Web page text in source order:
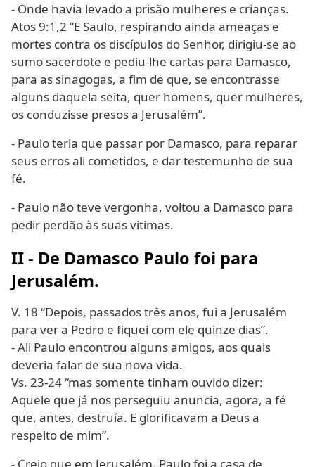
- Onde havia levado a prisão mulheres e crianças.
Atos 9:1,2 ”E Saulo, respirando ainda ameaças e
mortes contra os discípulos do Senhor, dirigiu-se ao
sumo sacerdote e pediu-lhe cartas para Damasco,
para as sinagogas, a fim de que, se encontrasse
alguns daquela seita, quer homens, quer mulheres,
os conduzisse presos a Jerusalém”.
- Paulo teria que passar por Damasco, para reparar
seus erros ali cometidos, e dar testemunho de sua
fé.
- Paulo não teve vergonha, voltou a Damasco para
pedir perdão às suas vitimas.
II - De Damasco Paulo foi para
Jerusalém.
V. 18 “Depois, passados três anos, fui a Jerusalém
para ver a Pedro e fiquei com ele quinze dias”.
- Ali Paulo encontrou alguns amigos, aos quais
deveria falar de sua nova vida.
Vs. 23-24 “mas somente tinham ouvido dizer:
Aquele que já nos perseguiu anuncia, agora, a fé
que, antes, destruía. E glorificavam a Deus a
respeito de mim”.
- Creio que em Jerusalém, Paulo foi a casa de